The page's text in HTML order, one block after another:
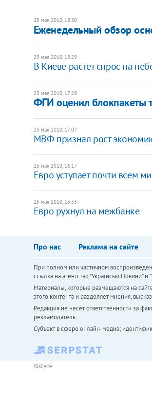
25 мая 2010, 18:30
Еженедельный обзор
25 мая 2010, 18:29
В Киеве растет спрос на
25 мая 2010, 17:29
ФГИ оценил блокпакеты
25 мая 2010, 17:07
МВФ признал рост
25 мая 2010, 16:17
Евро уступает почти всем
25 мая 2010, 15:33
Евро рухнул на межбанке
Про нас Реклама на сайте
При полном или частичном
ссылка на агентство "Українськi Новини"
Материалы, которые размещаются на
этого контента и разделяет мнения,
Редакция не несет ответственности за
рекламодатель.
Субъект в сфере онлайн-медиа;
РЕКЛАМА